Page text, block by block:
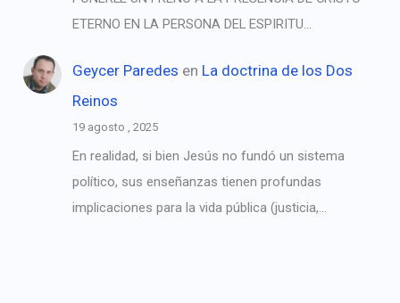
ETERNO EN LA PERSONA DEL ESPIRITU…
Geycer Paredes en La doctrina de los Dos
Reinos
19 agosto , 2025
En realidad, si bien Jesús no fundó un sistema
político, sus enseñanzas tienen profundas
implicaciones para la vida pública (justicia,…